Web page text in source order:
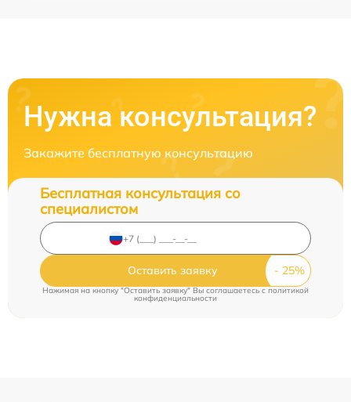
Нужна консультация?
Закажите бесплатную консультацию
Бесплатная консультация со
специалистом
Оставить заявку
Нажимая на кнопку "Оставить заявку" Вы соглашаетесь c политикой
конфиденциальности